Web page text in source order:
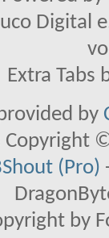
Digital
Extra Tabs
by
Copyright
(Pro)
by